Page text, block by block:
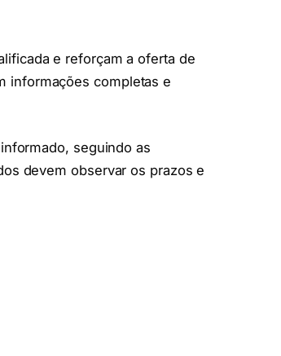
e reforçam a oferta de
informações completas e
seguindo as
devem observar os prazos e